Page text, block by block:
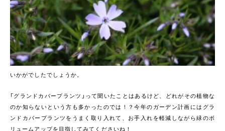
いかがでしたでしょうか。
「グランドカバープランツ」って聞いたことはあるけど、どれがその植物な
のか知らないという方も多かったのでは！？今年のガーデン計画にはグラ
ンドカバープランツをうまく取り入れて、お手入れを軽減しながら緑のボ
リュームアップを目指してみてくださいね！